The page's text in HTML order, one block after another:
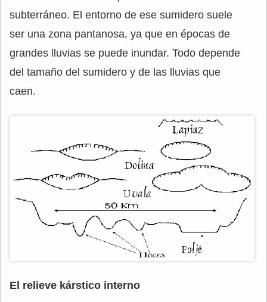
subterráneo. El entorno de ese sumidero suele
ser una zona pantanosa, ya que en épocas de
grandes lluvias se puede inundar. Todo depende
del tamaño del sumidero y de las lluvias que
caen.
El relieve kárstico interno